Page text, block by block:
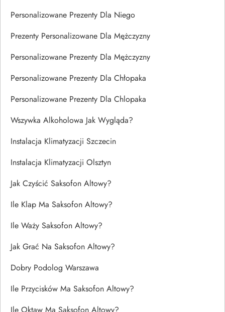
Personalizowane Prezenty Dla Niego
Prezenty Personalizowane Dla Mężczyzny
Personalizowane Prezenty Dla Mężczyzny
Personalizowane Prezenty Dla Chłopaka
Personalizowane Prezenty Dla Chlopaka
Wszywka Alkoholowa Jak Wygląda?
Instalacja Klimatyzacji Szczecin
Instalacja Klimatyzacji Olsztyn
Jak Czyścić Saksofon Altowy?
Ile Klap Ma Saksofon Altowy?
Ile Waży Saksofon Altowy?
Jak Grać Na Saksofon Altowy?
Dobry Podolog Warszawa
Ile Przycisków Ma Saksofon Altowy?
Ile Oktaw Ma Saksofon Altowy?